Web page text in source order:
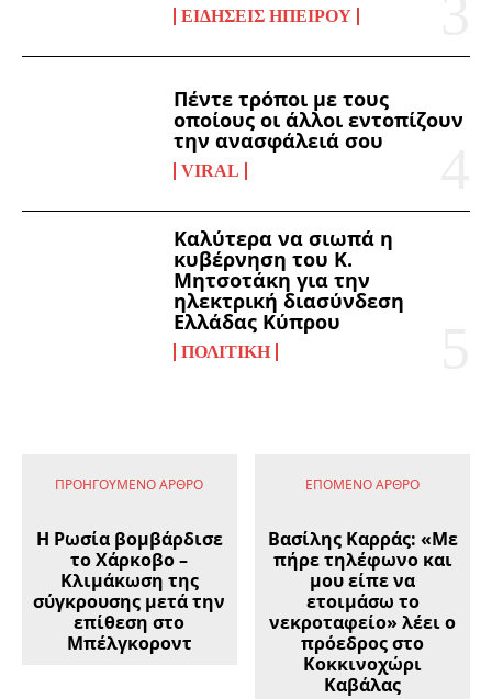
ΕΙΔΉΣΕΙΣ ΗΠΕΊΡΟΥ
Πέντε τρόποι με τους
οποίους οι άλλοι εντοπίζουν
την ανασφάλειά σου
VIRAL
Καλύτερα να σιωπά η
κυβέρνηση του Κ.
Μητσοτάκη για την
ηλεκτρική διασύνδεση
Ελλάδας Κύπρου
ΠΟΛΙΤΙΚΉ
ΠΡΟΗΓΟΎΜΕΝΟ ΆΡΘΡΟ
Η Ρωσία βομβάρδισε
το Χάρκοβο –
Κλιμάκωση της
σύγκρουσης μετά την
επίθεση στο
Μπέλγκοροντ
ΕΠΌΜΕΝΟ ΆΡΘΡΟ
Βασίλης Καρράς: «Με
πήρε τηλέφωνο και
μου είπε να
ετοιμάσω το
νεκροταφείο» λέει ο
πρόεδρος στο
Κοκκινοχώρι
Καβάλας